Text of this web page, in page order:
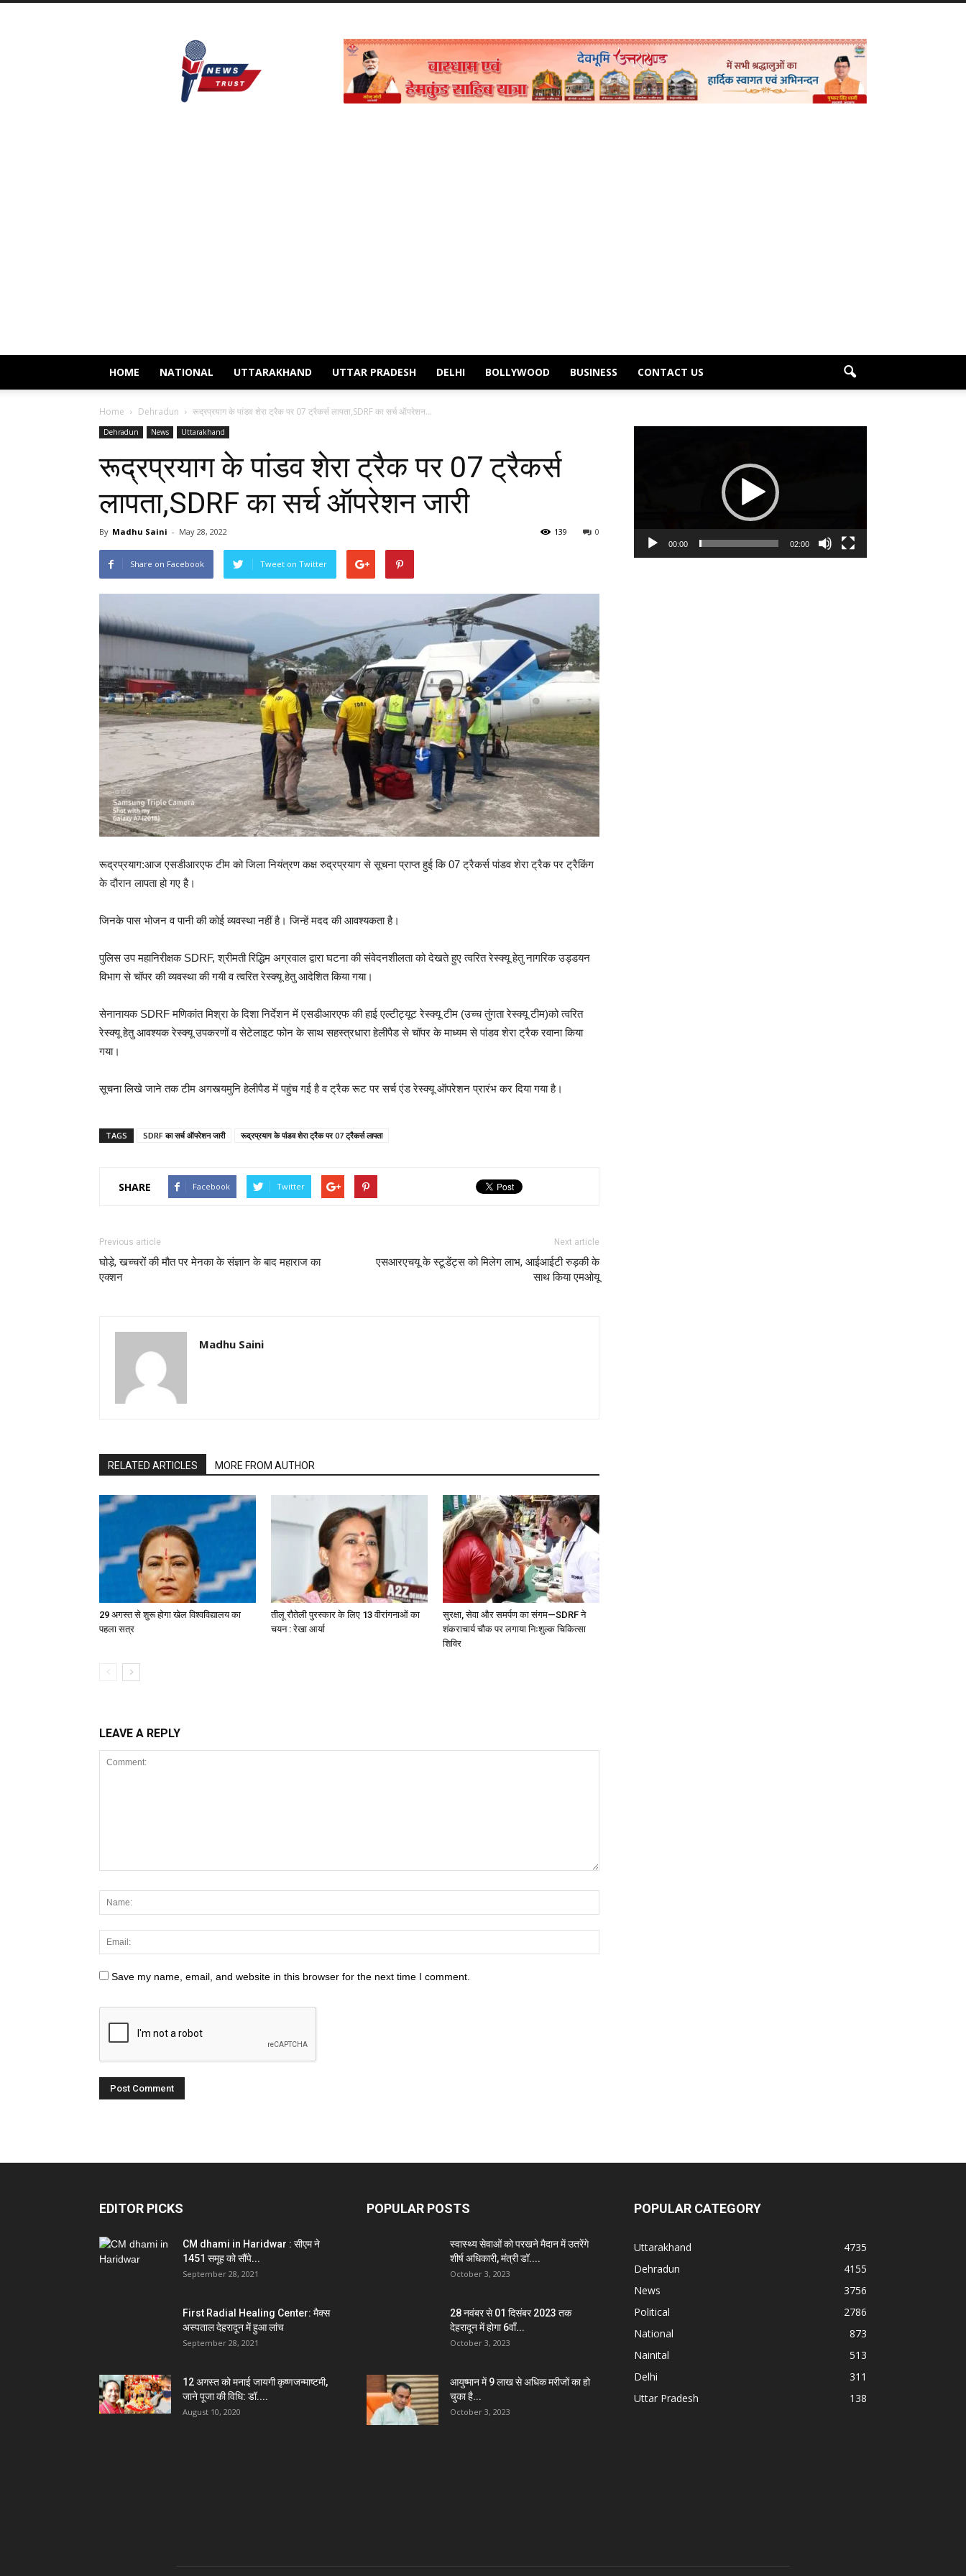
Newstrust.live
HOME NATIONAL UTTARAKHAND UTTAR PRADESH DELHI BOLLYWOOD BUSINESS CONTACT US
Home Dehradun रूद्रप्रयाग के पांडव शेरा ट्रैक पर 07 ट्रैकर्स लापता,SDRF का सर्च ऑपरेशन...
Dehradun News Uttarakhand
रूद्रप्रयाग के पांडव शेरा ट्रैक पर 07 ट्रैकर्स
लापता,SDRF का सर्च ऑपरेशन जारी
By Madhu Saini - May 28, 2022 0
139
Share on Facebook Tweet on Twitter
रूद्रप्रयाग:आज एसडीआरएफ टीम को जिला नियंत्रण कक्ष रुद्रप्रयाग से सूचना प्राप्त हुई कि 07 ट्रैकर्स पांडव शेरा ट्रैक पर ट्रैकिंग
के दौरान लापता हो गए है।
जिनके पास भोजन व पानी की कोई व्यवस्था नहीं है। जिन्हें मदद की आवश्यकता है।
पुलिस उप महानिरीक्षक SDRF, श्रीमती रिद्धिम अग्रवाल द्वारा घटना की संवेदनशीलता को देखते हुए त्वरित रेस्क्यू हेतु नागरिक उड्डयन
विभाग से चॉपर की व्यवस्था की गयी व त्वरित रेस्क्यू हेतु आदेशित किया गया।
सेनानायक SDRF मणिकांत मिश्रा के दिशा निर्देशन में एसडीआरएफ की हाई एल्टीट्यूट रेस्क्यू टीम (उच्च तुंगता रेस्क्यू टीम)को त्वरित
रेस्क्यू हेतु आवश्यक रेस्क्यू उपकरणों व सेटेलाइट फोन के साथ सहस्त्रधारा हेलीपैड से चॉपर के माध्यम से पांडव शेरा ट्रैक रवाना किया
गया।
सूचना लिखे जाने तक टीम अगस्त्यमुनि हेलीपैड में पहुंच गई है व ट्रैक रूट पर सर्च एंड रेस्क्यू ऑपरेशन प्रारंभ कर दिया गया है।
TAGS SDRF का सर्च ऑपरेशन जारी रूद्रप्रयाग के पांडव शेरा ट्रैक पर 07 ट्रैकर्स लापता
SHARE Facebook Twitter
Previous article
घोड़े, खच्चरों की मौत पर मेनका के संज्ञान के बाद महाराज का
एक्शन
Next article
एसआरएचयू के स्टूडेंट्स को मिलेग लाभ, आईआईटी रुड़की के
साथ किया एमओयू
Madhu Saini
RELATED ARTICLES MORE FROM AUTHOR
29 अगस्त से शुरू होगा खेल विश्वविद्यालय का
पहला सत्र
तीलू रौतेली पुरस्कार के लिए 13 वीरांगनाओं का
चयन : रेखा आर्या
सुरक्षा, सेवा और समर्पण का संगम—SDRF ने
शंकराचार्य चौक पर लगाया निःशुल्क चिकित्सा
शिविर
LEAVE A REPLY
Save my name, email, and website in this browser for the next time I comment.
00:00 02:00
EDITOR PICKS
CM dhami in Haridwar : सीएम ने
1451 समूह को सौंपे...
September 28, 2021
First Radial Healing Center: मैक्स
अस्पताल देहरादून में हुआ लांच
September 28, 2021
12 अगस्त को मनाई जायगी कृष्णजन्माष्टमी,
जाने पूजा की विधि: डॉ....
August 10, 2020
POPULAR POSTS
स्वास्थ्य सेवाओं को परखने मैदान में उतरेंगे
शीर्ष अधिकारी, मंत्री डॉ....
October 3, 2023
28 नवंबर से 01 दिसंबर 2023 तक
देहरादून में होगा 6वाँ...
October 3, 2023
आयुष्मान में 9 लाख से अधिक मरीजों का हो
चुका है...
October 3, 2023
POPULAR CATEGORY
Uttarakhand
4735
Dehradun
4155
News
3756
Political
2786
National
873
Nainital
513
Delhi
311
Uttar Pradesh
138